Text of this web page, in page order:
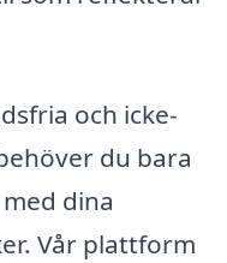
och icke-
du bara
dina
Vår plattform